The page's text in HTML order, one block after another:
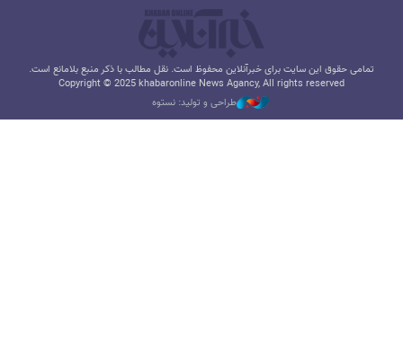
تمامی حقوق این سایت برای خبرآنلاین محفوظ است. نقل مطالب با ذکر منبع بلامانع است.
Copyright © 2025 khabaronline News Agancy, All rights reserved
طراحی و تولید: نستوه